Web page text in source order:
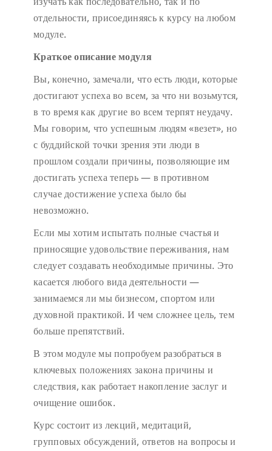
отдельности, присоединяясь к курсу на любом
модуле.
Краткое описание модуля
Вы, конечно, замечали, что есть люди, которые
достигают успеха во всем, за что ни возьмутся,
в то время как другие во всем терпят неудачу.
Мы говорим, что успешным людям «везет», но
с буддийской точки зрения эти люди в
прошлом создали причины, позволяющие им
достигать успеха теперь — в противном
случае достижение успеха было бы
невозможно.
Если мы хотим испытать полные счастья и
приносящие удовольствие переживания, нам
следует создавать необходимые причины. Это
касается любого вида деятельности —
занимаемся ли мы бизнесом, спортом или
духовной практикой. И чем сложнее цель, тем
больше препятствий.
В этом модуле мы попробуем разобраться в
ключевых положениях закона причины и
следствия, как работает накопление заслуг и
очищение ошибок.
Курс состоит из лекций, медитаций,
групповых обсуждений, ответов на вопросы и